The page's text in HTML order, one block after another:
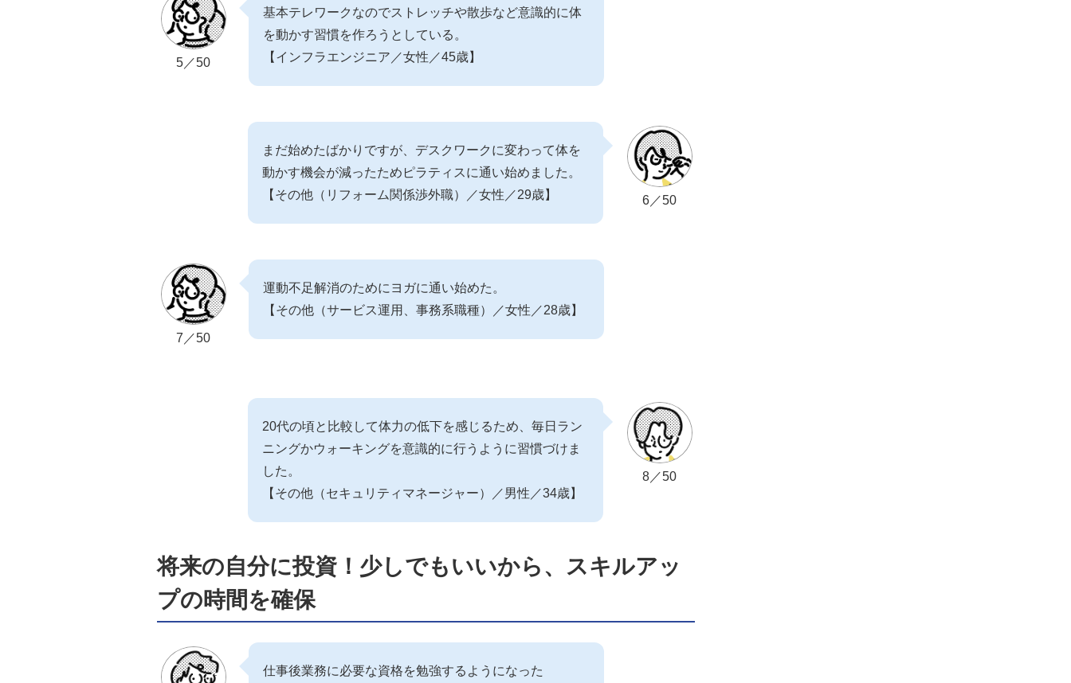
5／50
基本テレワークなのでストレッチや散歩など意識的に体
を動かす習慣を作ろうとしている。
【インフラエンジニア／女性／45歳】
まだ始めたばかりですが、デスクワークに変わって体を
動かす機会が減ったためピラティスに通い始めました。
【その他（リフォーム関係渉外職）／女性／29歳】
6／50
7／50
運動不足解消のためにヨガに通い始めた。
【その他（サービス運用、事務系職種）／女性／28歳】
20代の頃と比較して体力の低下を感じるため、毎日ラン
ニングかウォーキングを意識的に行うように習慣づけま
した。
【その他（セキュリティマネージャー）／男性／34歳】
8／50
将来の自分に投資！少しでもいいから、スキルアッ
プの時間を確保
仕事後業務に必要な資格を勉強するようになった